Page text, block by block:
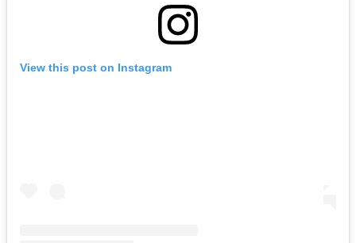
View this post on Instagram